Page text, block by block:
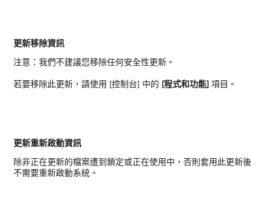
更新移除資訊
注意：我們不建議您移除任何安全性更新。
若要移除此更新，請使用 [控制台] 中的 [程式和功能] 項目。
更新重新啟動資訊
除非正在更新的檔案遭到鎖定或正在使用中，否則套用此更新後
不需要重新啟動系統。